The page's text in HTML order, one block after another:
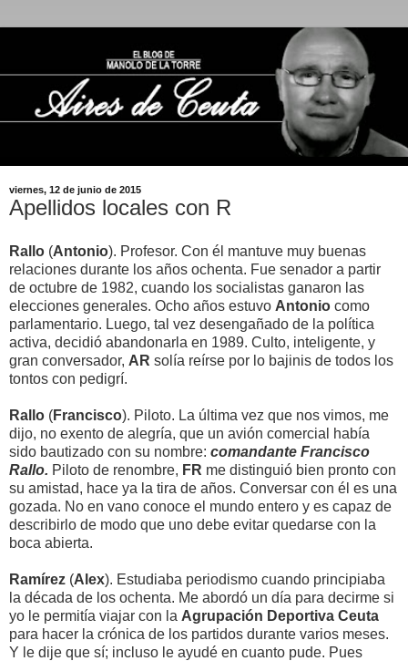
viernes, 12 de junio de 2015
Apellidos locales con R
Rallo (Antonio). Profesor. Con él mantuve muy buenas
relaciones durante los años ochenta. Fue senador a partir
de octubre de 1982, cuando los socialistas ganaron las
elecciones generales. Ocho años estuvo Antonio como
parlamentario. Luego, tal vez desengañado de la política
activa, decidió abandonarla en 1989. Culto, inteligente, y
gran conversador, AR solía reírse por lo bajinis de todos los
tontos con pedigrí.
Rallo (Francisco). Piloto. La última vez que nos vimos, me
dijo, no exento de alegría, que un avión comercial había
sido bautizado con su nombre: comandante Francisco
Rallo. Piloto de renombre, FR me distinguió bien pronto con
su amistad, hace ya la tira de años. Conversar con él es una
gozada. No en vano conoce el mundo entero y es capaz de
describirlo de modo que uno debe evitar quedarse con la
boca abierta.
Ramírez (Alex). Estudiaba periodismo cuando principiaba
la década de los ochenta. Me abordó un día para decirme si
yo le permitía viajar con la Agrupación Deportiva Ceuta
para hacer la crónica de los partidos durante varios meses.
Y le dije que sí; incluso le ayudé en cuanto pude. Pues